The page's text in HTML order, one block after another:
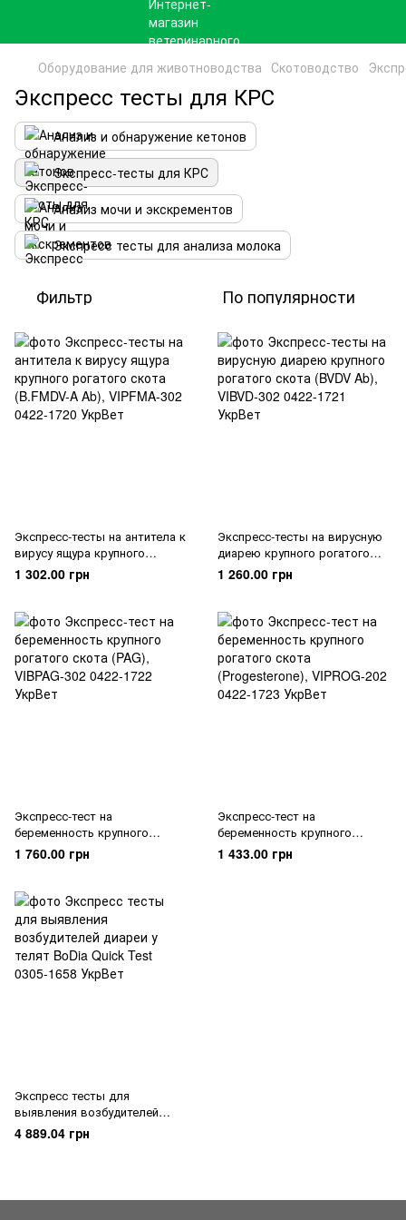
Оборудование для животноводства Скотоводство
Экспресс тесты для КРС
Анализ и обнаружение кетонов
Экспресс-тесты для КРС
Анализ мочи и экскрементов
Экспресс тесты для анализа молока
Фильтр По популярности
Экспресс-тесты на антитела к
вирусу ящура крупного
рогатого скота (B.FMDV-A
Ab), VIPFMA-302
1 302.00 грн
Экспресс-тесты на вирусную
диарею крупного рогатого
скота (BVDV Ab), VIBVD‐302
1 260.00 грн
Экспресс-тест на
беременность крупного
рогатого скота (PAG),
VIBPAG-302
1 760.00 грн
Экспресс-тест на
беременность крупного
рогатого скота (Progesterone),
VIPROG-202
1 433.00 грн
Экспресс тесты для
выявления возбудителей
диареи у телят BoDia Quick
Test
4 889.04 грн